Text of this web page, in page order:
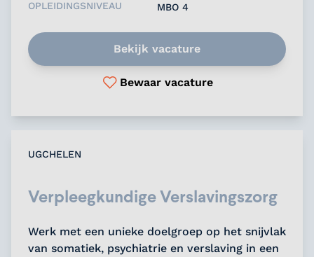
OPLEIDINGSNIVEAU MBO 4
Bekijk vacature
Bewaar vacature
UGCHELEN
Verpleegkundige Verslavingszorg
Werk met een unieke doelgroep op het snijvlak
van somatiek, psychiatrie en verslaving in een